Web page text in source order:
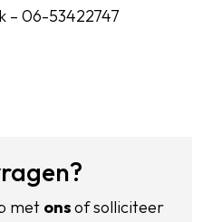
– 06-53422747
met onsof solliciteer